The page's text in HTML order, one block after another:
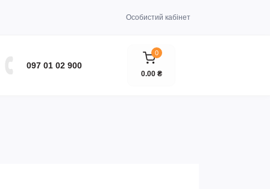
Особистий кабінет
097 01 02 900
0
0.00 ₴